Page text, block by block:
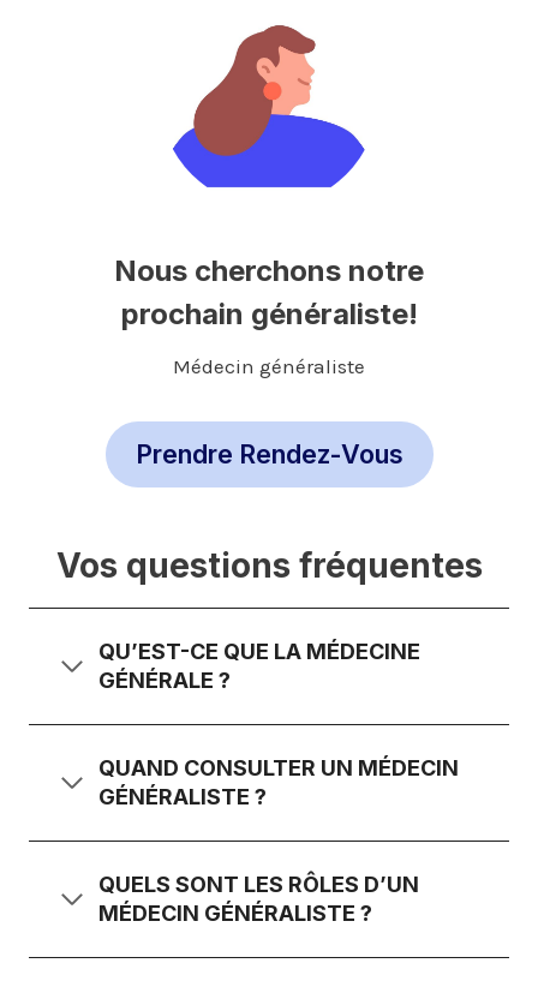
Nous cherchons notre
prochain généraliste!
Médecin généraliste
Prendre Rendez-Vous
Vos questions fréquentes
QU’EST-CE QUE LA MÉDECINE
GÉNÉRALE ?
QUAND CONSULTER UN MÉDECIN
GÉNÉRALISTE ?
QUELS SONT LES RÔLES D’UN
MÉDECIN GÉNÉRALISTE ?